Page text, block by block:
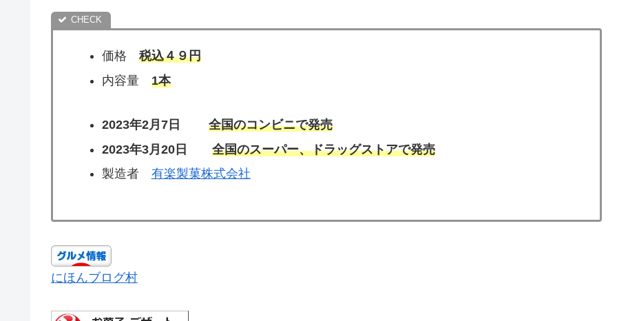
価格
税込４９円
内容量 1本
2023年2月7日
全国のコンビニで発売
2023年3月20日 全国のスーパー、ドラッグストアで発売
製造者 有楽製菓株式会社
にほんブログ村